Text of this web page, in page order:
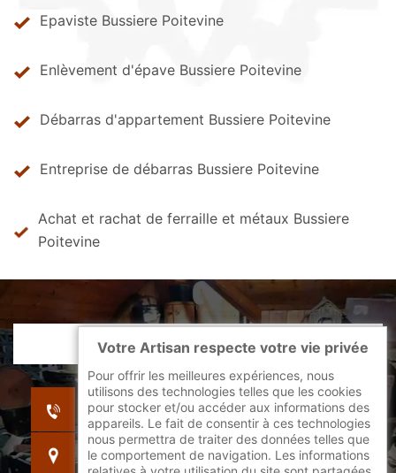
Epaviste Bussiere Poitevine
Enlèvement d'épave Bussiere Poitevine
Débarras d'appartement Bussiere Poitevine
Entreprise de débarras Bussiere Poitevine
Achat et rachat de ferraille et métaux Bussiere
Poitevine
indisponible
indisponible
indisponible
Votre Artisan respecte votre vie privée
Pour offrir les meilleures expériences, nous
utilisons des technologies telles que les cookies
pour stocker et/ou accéder aux informations des
appareils. Le fait de consentir à ces technologies
nous permettra de traiter des données telles que
le comportement de navigation. Les informations